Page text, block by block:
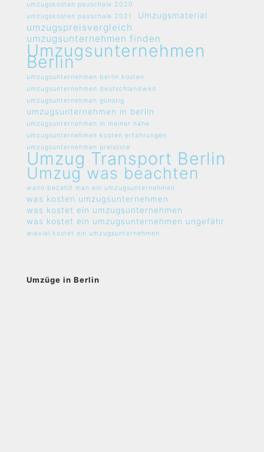
umzugskosten pauschale 2020
umzugskosten pauschale 2021
Umzugsmaterial
umzugspreisvergleich
umzugsunternehmen finden
Umzugsunternehmen
Berlin
umzugsunternehmen berlin kosten
umzugsunternehmen deutschlandweit
umzugsunternehmen günstig
umzugsunternehmen in berlin
umzugsunternehmen in meiner nähe
umzugsunternehmen kosten erfahrungen
umzugsunternehmen preisliste
Umzug Transport Berlin
Umzug was beachten
wann bezahlt man ein umzugsunternehmen
was kosten umzugsunternehmen
was kostet ein umzugsunternehmen
was kostet ein umzugsunternehmen ungefähr
wieviel kostet ein umzugsunternehmen
Umzüge in Berlin